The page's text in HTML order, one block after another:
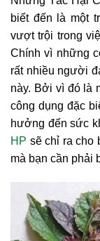
biết đến là một
vượt trội trong
Chính vì những
rất nhiều người
này. Bởi vì đó là
công dụng đặc
hưởng đến sức
HP sẽ chỉ ra cho
mà bạn cần phải